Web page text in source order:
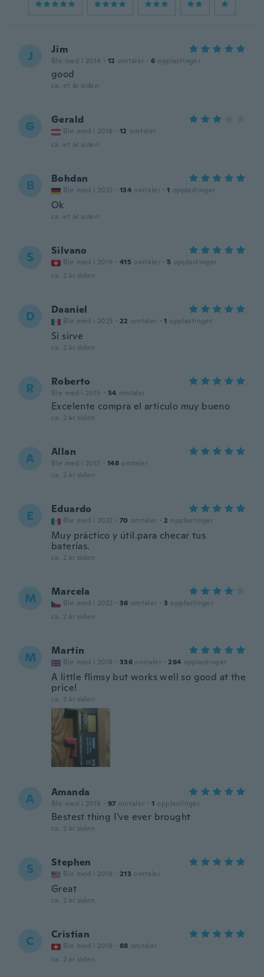
J Jim
Ble med i 2014 · 12 omtaler · 6 opplastinger
good
ca. et år siden
G Gerald
Ble med i 2016 · 12 omtaler
ca. et år siden
B Bohdan
Ble med i 2022 · 134 omtaler · 1 opplastinger
Ok
ca. et år siden
S Silvano
Ble med i 2019 · 415 omtaler · 5 opplastinger
ca. 2 år siden
D Daaniel
Ble med i 2023 · 22 omtaler · 1 opplastinger
Si sirve
ca. 2 år siden
R Roberto
Ble med i 2015 · 54 omtaler
Excelente compra el artículo muy bueno
ca. 2 år siden
A Allan
Ble med i 2017 · 148 omtaler
ca. 2 år siden
E Eduardo
Ble med i 2022 · 70 omtaler · 2 opplastinger
Muy práctico y útil.para checar tus
baterías.
ca. 2 år siden
M Marcela
Ble med i 2022 · 36 omtaler · 3 opplastinger
ca. 2 år siden
M Martin
Ble med i 2018 · 336 omtaler · 264 opplastinger
A little flimsy but works well so good at the
price!
ca. 2 år siden
A Amanda
Ble med i 2018 · 97 omtaler · 1 opplastinger
Bestest thing I've ever brought
ca. 2 år siden
S Stephen
Ble med i 2019 · 213 omtaler
Great
ca. 2 år siden
C Cristian
Ble med i 2019 · 88 omtaler
ca. 2 år siden